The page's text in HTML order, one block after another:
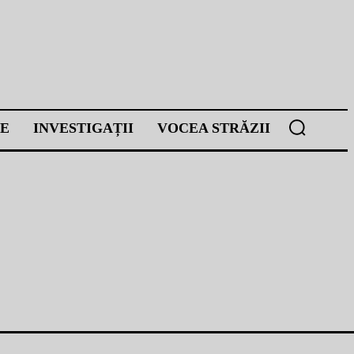
INVESTIGAȚII VOCEA STRĂZII